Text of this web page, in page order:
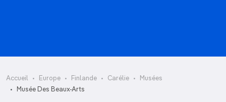
Accueil Europe Finlande Carélie
Musées
Musée Des Beaux-Arts